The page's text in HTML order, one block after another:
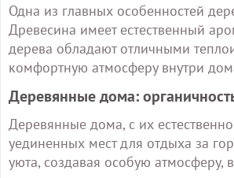
Одна из главных особенностей
Древесина имеет естественный
дерева обладают отличными
комфортную атмосферу внутри
Деревянные дома:
Деревянные дома, с их
уединенных мест для отдыха за
уюта, создавая особую атмосферу,